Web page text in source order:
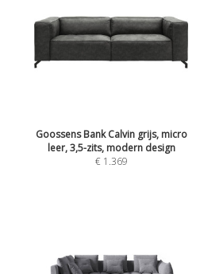
Goossens Bank Calvin grijs, micro
leer, 3,5-zits, modern design
€ 1.369